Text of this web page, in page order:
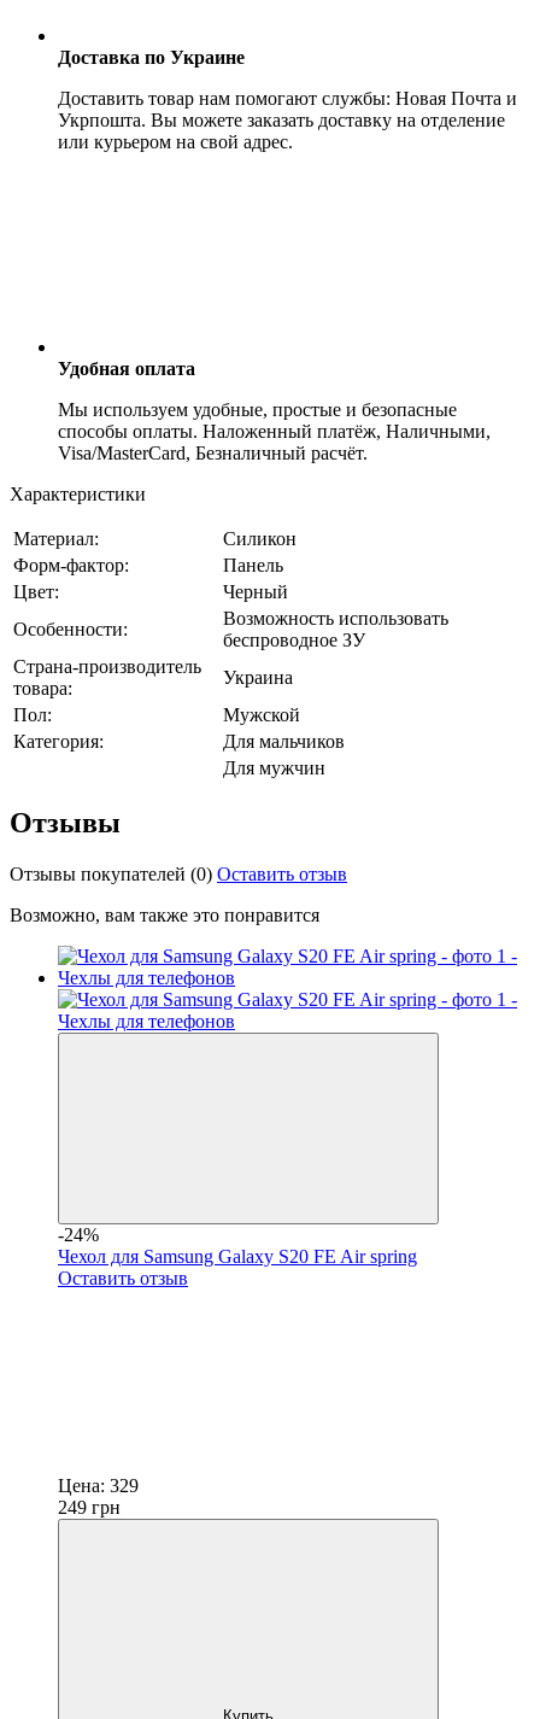
Доставка по Украине
Доставить товар нам помогают службы: Новая Почта и
Укрпошта. Вы можете заказать доставку на отделение
или курьером на свой адрес.
Удобная оплата
Мы используем удобные, простые и безопасные
способы оплаты. Наложенный платёж, Наличными,
Visa/MasterCard, Безналичный расчёт.
Характеристики
Материал:
Силикон
Форм-фактор:
Панель
Цвет:
Черный
Особенности:
Возможность использовать
беспроводное ЗУ
Страна-производитель
товара:
Украина
Пол:
Мужской
Категория:
Для мальчиков
Для мужчин
Отзывы
Отзывы покупателей (0) Оставить отзыв
Возможно, вам также это понравится
-24%
Чехол для Samsung Galaxy S20 FE Air spring
Оставить отзыв
Цена: 329
249 грн